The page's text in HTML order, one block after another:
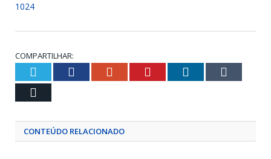
1024
COMPARTILHAR:
Twitter Facebook Google+ Pinterest LinkedIn
CONTEÚDO RELACIONADO